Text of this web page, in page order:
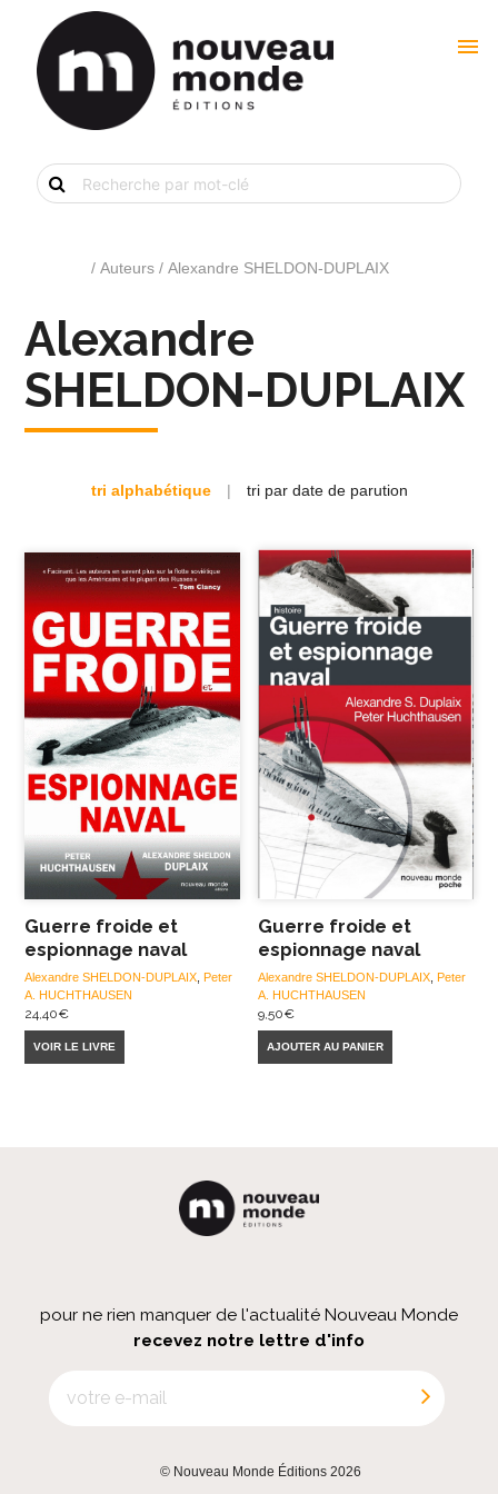
menu
Recherche
de
livre
/ Auteurs / Alexandre SHELDON-DUPLAIX
Alexandre
SHELDON-DUPLAIX
tri alphabétique | tri par date de parution
Guerre froide et
espionnage naval
Alexandre SHELDON-DUPLAIX ,Peter
A. HUCHTHAUSEN
24,40€
VOIR LE LIVRE
Guerre froide et
espionnage naval
Alexandre SHELDON-DUPLAIX ,Peter
A. HUCHTHAUSEN
9,50€
AJOUTER AU PANIER
pour ne rien manquer de l'actualité Nouveau Monde
recevez notre lettre d'info
© Nouveau Monde Éditions 2026